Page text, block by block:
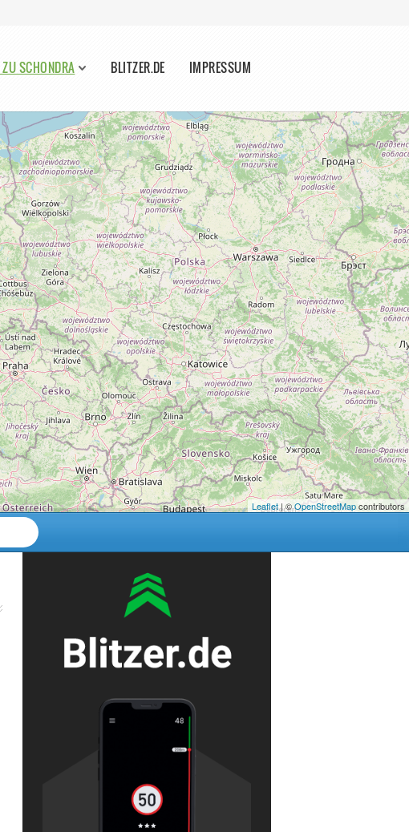
SCHONDRA BLITZER.DE IMPRESSUM
Leaflet| ©OpenStreetMapcontributors